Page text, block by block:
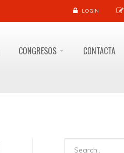
LOGIN
CONGRESOS CONTACTA